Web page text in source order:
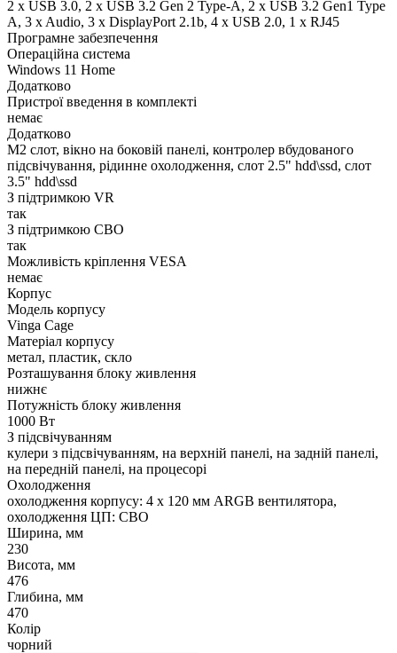
2 x USB 3.0, 2 x USB 3.2 Gen 2 Type-A, 2 x USB 3.2 Gen1 Type
A, 3 x Audio, 3 x DisplayPort 2.1b, 4 x USB 2.0, 1 x RJ45
Програмне забезпечення
Операційна система
Windows 11 Home
Додатково
Пристрої введення в комплекті
немає
Додатково
M2 слот, вікно на боковій панелі, контролер вбудованого
підсвічування, рідинне охолодження, слот 2.5" hdd\ssd, слот
3.5" hdd\ssd
З підтримкою VR
так
З підтримкою СВО
так
Можливість кріплення VESA
немає
Корпус
Модель корпусу
Vinga Cage
Матеріал корпусу
метал, пластик, скло
Розташування блоку живлення
нижнє
Потужність блоку живлення
1000 Вт
З підсвічуванням
кулери з підсвічуванням, на верхній панелі, на задній панелі,
на передній панелі, на процесорі
Охолодження
охолодження корпусу: 4 x 120 мм ARGB вентилятора,
охолодження ЦП: СВО
Ширина, мм
230
Висота, мм
476
Глибина, мм
470
Колір
чорний